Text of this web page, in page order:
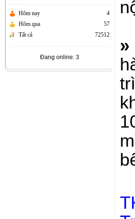
Hôm nay
4
Hôm qua
57
Tất cả
72512
Đang online: 3
»